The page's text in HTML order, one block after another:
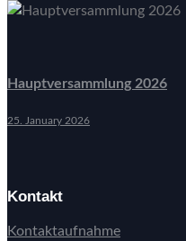
Hauptversammlung 2026
25. January 2026
Kontakt
Kontaktaufnahme